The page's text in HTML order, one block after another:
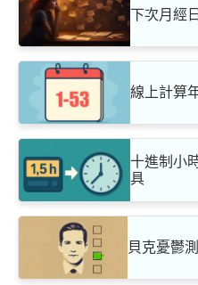
下次月經
線上計算
十進制小
具
貝克憂鬱